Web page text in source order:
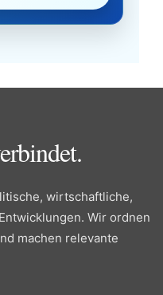
wirtschaftliche,
Wir ordnen
machen relevante